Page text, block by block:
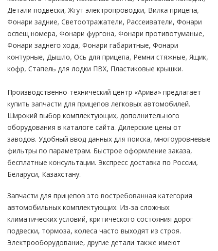
Детали подвески, Жгут электропроводки, Вилка прицепа,
Фонари задние, Светоотражатели, Рассеиватели, Фонари
освещ номера, Фонари фургона, Фонари противотуманые,
Фонари заднего хода, Фонари габаритные, Фонари
контурные, Дышло, Ось для прицепа, Ремни стяжные, Ящик,
кофр, Стапель для лодки ПВХ, Пластиковые крышки.
Производственно-технический центр «Арива» предлагает
купить запчасти для прицепов легковых автомобилей.
Широкий выбор комплектующих, дополнительного
оборудования в каталоге сайта. Дилерские цены от
заводов. Удобный ввод данных для поиска, многоуровневые
фильтры по параметрам. Быстрое оформление заказа,
бесплатные консультации. Экспресс доставка по России,
Беларуси, Казахстану.
Запчасти для прицепов это востребованная категория
автомобильных комплектующих. Из-за сложных
климатических условий, критического состояния дорог
подвески, тормоза, колеса часто выходят из строя.
Электрооборудование, другие детали также имеют